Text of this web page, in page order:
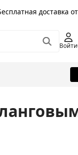
доставка
Войти